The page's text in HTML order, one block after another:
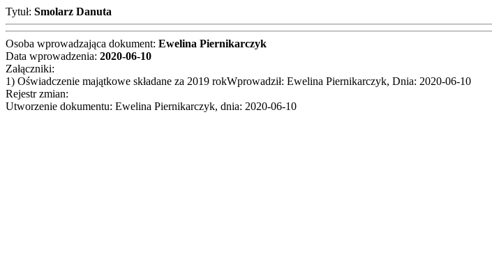
Tytuł: Smolarz Danuta
Osoba wprowadzająca dokument: Ewelina Piernikarczyk
Data wprowadzenia: 2020-06-10
Załączniki:
1) Oświadczenie majątkowe składane za 2019 rokWprowadził: Ewelina Piernikarczyk, Dnia: 2020-06-10
Rejestr zmian:
Utworzenie dokumentu: Ewelina Piernikarczyk, dnia: 2020-06-10